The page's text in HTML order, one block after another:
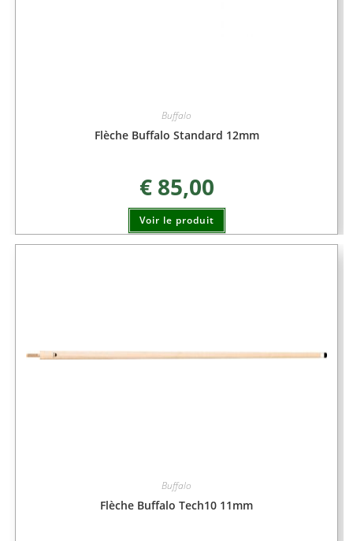
Buffalo
Flèche Buffalo Standard 12mm
€85,00
Voir le produit
Buffalo
Flèche Buffalo Tech10 11mm